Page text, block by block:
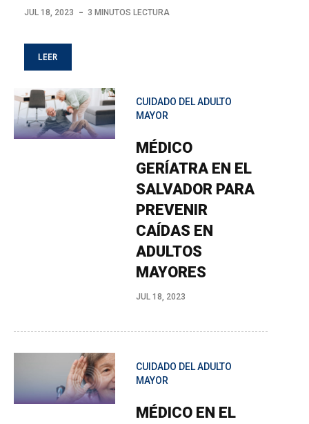
JUL 18, 2023 3 MINUTOS LECTURA
LEER
CUIDADO DEL ADULTO
MAYOR
MÉDICO
GERÍATRA EN EL
SALVADOR PARA
PREVENIR
CAÍDAS EN
ADULTOS
MAYORES
JUL 18, 2023
CUIDADO DEL ADULTO
MAYOR
MÉDICO EN EL